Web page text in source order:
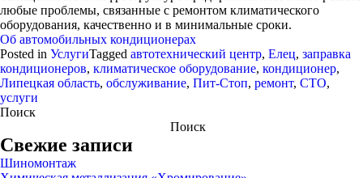
любые проблемы, связанные с ремонтом климатического
оборудования, качественно и в минимальные сроки.
Об автомобильных кондиционерах
Posted in УслугиTagged автотехнический центр, Елец, заправка
кондиционеров, климатическое оборудование, кондиционер,
Липецкая область, обслуживание, Пит-Стоп, ремонт, СТО,
услуги
Поиск
Поиск
Свежие записи
Шиномонтаж